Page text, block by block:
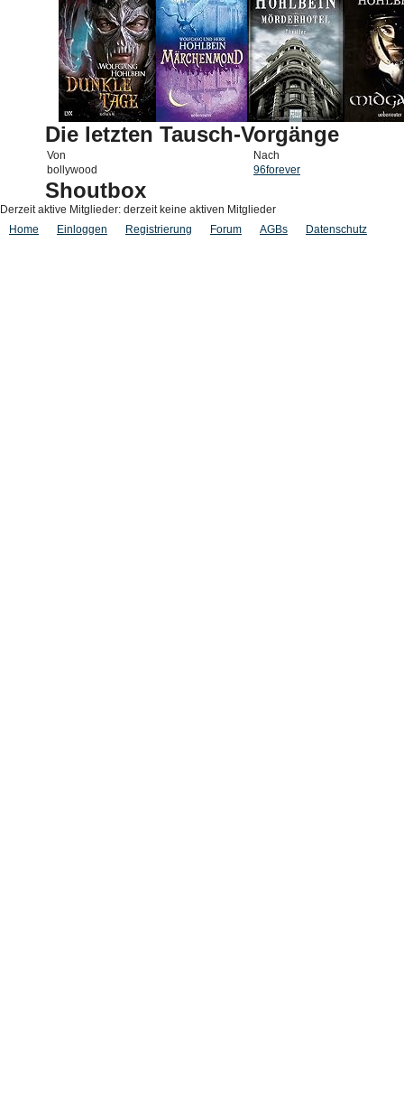
Die letzten Tausch-Vorgänge
Von
Nach
bollywood
96forever
Shoutbox
Derzeit aktive Mitglieder: derzeit keine aktiven Mitglieder
Home
Einloggen Registrierung Forum AGBs Datenschutz